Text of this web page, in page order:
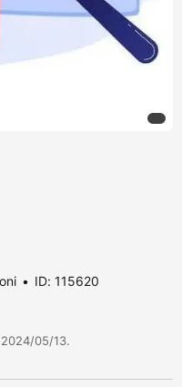
ID: 115620
05/13.